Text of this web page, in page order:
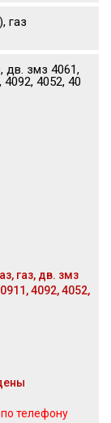
газ
дв. змз 4061,
4092, 4052, 40
газ, дв. змз
4092, 4052,
телефону